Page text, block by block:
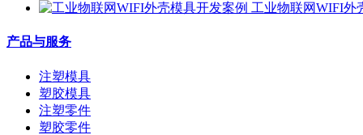
工业物联网WIFI外
产品与服务
注塑模具
塑胶模具
注塑零件
塑胶零件